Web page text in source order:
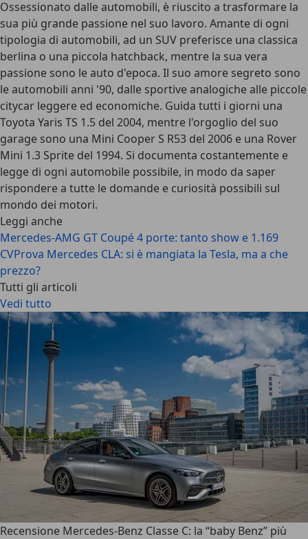
Ossessionato dalle automobili, è riuscito a trasformare la
sua più grande passione nel suo lavoro. Amante di ogni
tipologia di automobili, ad un SUV preferisce una classica
berlina o una piccola hatchback, mentre la sua vera
passione sono le auto d'epoca. Il suo amore segreto sono
le automobili anni '90, dalle sportive analogiche alle piccole
citycar leggere ed economiche. Guida tutti i giorni una
Toyota Yaris TS 1.5 del 2004, mentre l'orgoglio del suo
garage sono una Mini Cooper S R53 del 2006 e una Rover
Mini 1.3 Sprite del 1994. Si documenta costantemente e
legge di ogni automobile possibile, in modo da saper
rispondere a tutte le domande e curiosità possibili sul
mondo dei motori.
Leggi anche
Mercedes-AMG GT Coupé 4 porte: tanto show e 1.169
CVProva Mercedes CLA: si è mangiata la Tesla, ma a che
prezzo?
Tutti gli articoli
Vedi tutto
Recensione Mercedes-Benz Classe C: la “baby Benz” più